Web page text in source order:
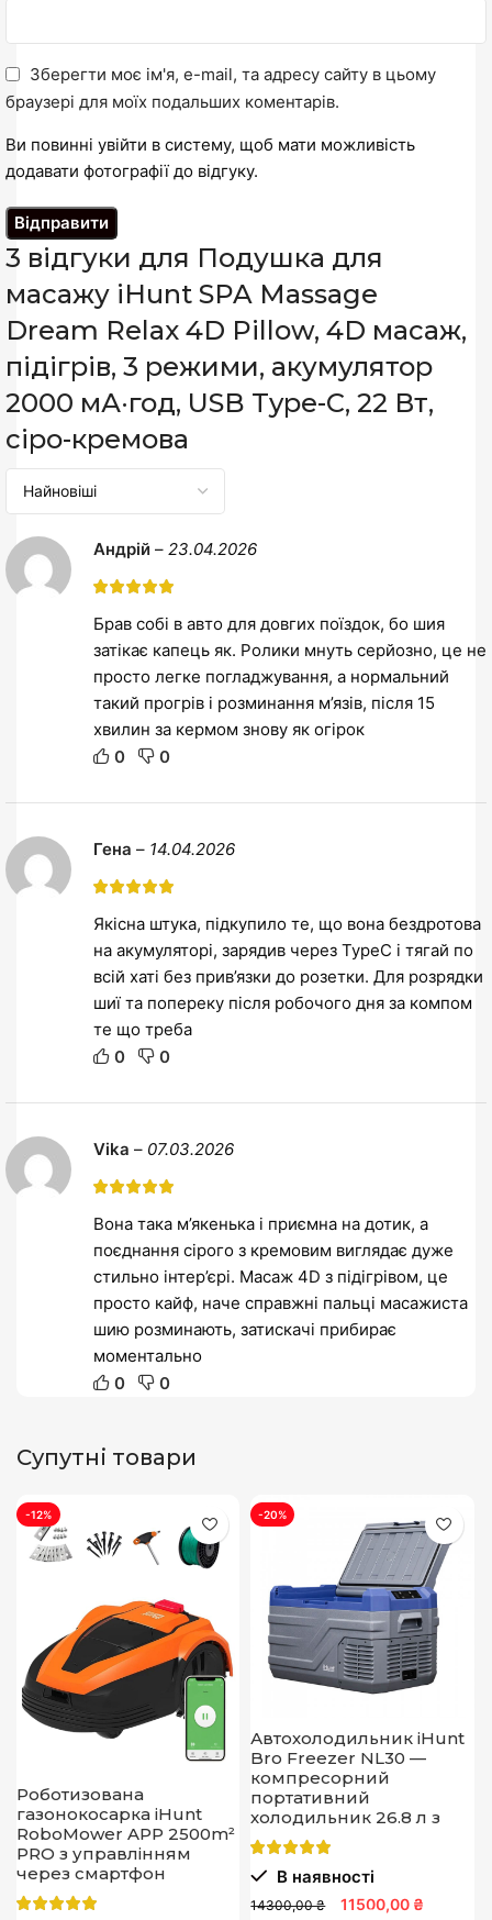
3 відгуки для Подушка для
масажу iHunt SPA Massage
Dream Relax 4D Pillow, 4D масаж,
підігрів, 3 режими, акумулятор
2000 мА·год, USB Type-C, 22 Вт,
сіро-кремова
Андрій – 23.04.2026
Брав собі в авто для довгих поїздок, бо шия
затікає капець як. Ролики мнуть серйозно, це не
просто легке погладжування, а нормальний
такий прогрів і розминання м’язів, після 15
хвилин за кермом знову як огірок
0
0
Гена – 14.04.2026
Якісна штука, підкупило те, що вона бездротова
на акумуляторі, зарядив через TypeC і тягай по
всій хаті без прив’язки до розетки. Для розрядки
шиї та попереку після робочого дня за компом
те що треба
0
0
Vika – 07.03.2026
Вона така м’якенька і приємна на дотик, а
поєднання сірого з кремовим виглядає дуже
стильно інтер’єрі. Масаж 4D з підігрівом, це
просто кайф, наче справжні пальці масажиста
шию розминають, затискачі прибирає
моментально
0
0
Зберегти моє ім'я, e-mail, та адресу сайту в цьому
браузері для моїх подальших коментарів.
Ви повинні увійти в систему, щоб мати можливість
додавати фотографії до відгуку.
Супутні товари
-12%
Роботизована
газонокосарка iHunt
RoboMower APP 2500m²
PRO з управлінням
через смартфон
-20%
Автохолодильник iHunt
Bro Freezer NL30 —
компресорний
портативний
холодильник 26.8 л з
живленням 12В для
автомобіля, кемпінгу та
подорожей, ефективне
охолодження в дорозі
В наявності
14300,00 ₴ 11500,00 ₴